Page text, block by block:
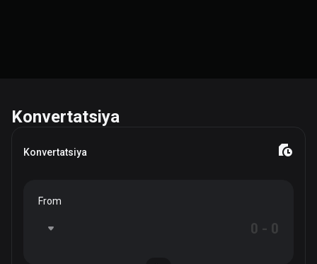
Konvertatsiya
Konvertatsiya
From